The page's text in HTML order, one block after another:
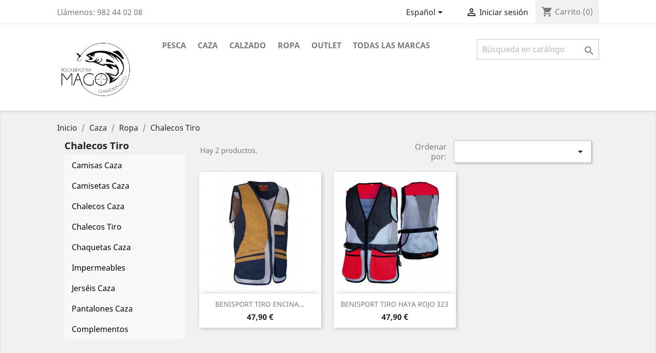
Llámenos: 982 44 02 08 Español  Iniciar sesión shopping_cart Carrito (0)

PESCA CAZA CALZADO ROPA OUTLET TODAS LAS MARCAS
Inicio Caza Ropa Chalecos Tiro
Chalecos Tiro
Camisas Caza
Camisetas Caza
Chalecos Caza
Chalecos Tiro
Chaquetas Caza
Impermeables
Jerséis Caza
Pantalones Caza
Complementos
Hay 2 productos.
Ordenar
por:

BENISPORT TIRO ENCINA...
Precio
47,90 €
Vista rápida BENISPORT TIRO HAYA ROJO 323
Precio
47,90 €
Vista rápida